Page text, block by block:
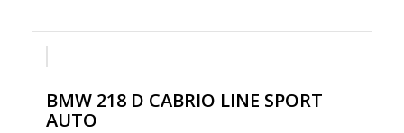
Nac. Cx. Auto.
BMW 218 D CABRIO LINE SPORT
AUTO